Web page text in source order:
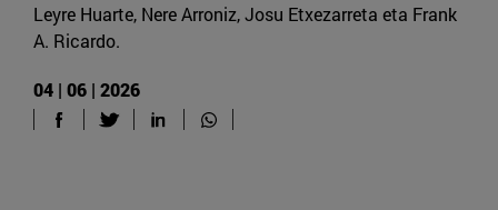
Leyre Huarte, Nere Arroniz, Josu Etxezarreta eta Frank
A. Ricardo.
04 | 06 | 2026